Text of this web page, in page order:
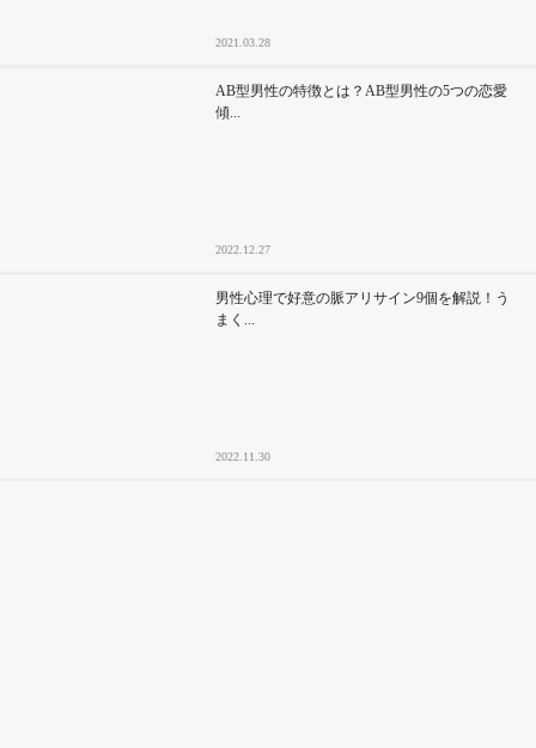
2021.03.28
AB型男性の特徴とは？AB型男性の5つの恋愛
傾...
2022.12.27
男性心理で好意の脈アリサイン9個を解説！う
まく...
2022.11.30